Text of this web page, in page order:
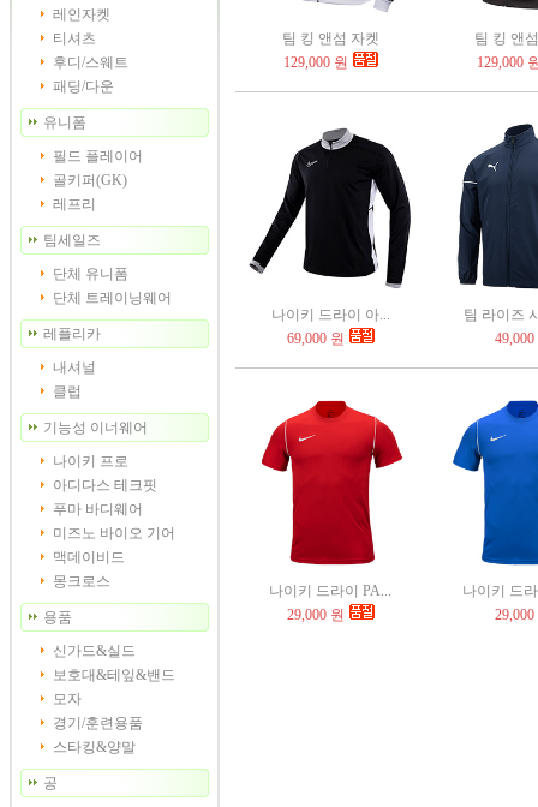
레인자켓
티셔츠
후디/스웨트
패딩/다운
유니폼
필드 플레이어
골키퍼(GK)
레프리
팀세일즈
단체 유니폼
단체 트레이닝웨어
레플리카
내셔널
클럽
기능성 이너웨어
나이키 프로
아디다스 테크핏
푸마 바디웨어
미즈노 바이오 기어
맥데이비드
몽크로스
용품
신가드&실드
보호대&테잎&밴드
모자
경기/훈련용품
스타킹&양말
공
팀 킹 앤섬 자켓
129,000 원
팀 킹 앤
129,000
나이키 드라이 아...
69,000 원
팀 라이즈
나이키 드라이 PA...
29,000 원
나이키 드